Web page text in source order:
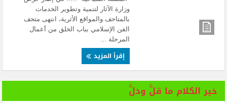
وزارة الآثار لتنمية وتطوير الخدمات
بالمتاحف والمواقع الأثرية، انتهى متحف
الفن الإسلامي بباب الخلق من أعمال
المرحلة ...
إقرأ المزيد
خير الكلام ما قلَّ ودلَّ